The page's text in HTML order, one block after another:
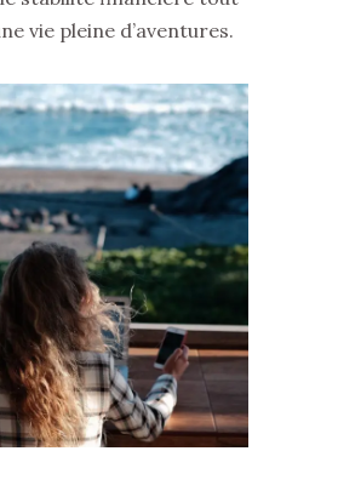
vie pleine d’aventures.